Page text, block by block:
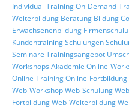
Individual-TrainingOn-Demand-
Weiterbildung Beratung Bildung
Erwachsenenbildung
KundentrainingSchulungen
Seminare Trainingsangebot
Workshops Akademie Online-
Online-TrainingOnline-Fortbildung
Web-WorkshopWeb-Schulung
FortbildungWeb-Weiterbildung